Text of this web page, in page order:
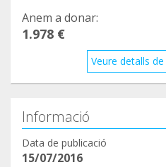
Anem a donar:
1.978 €
Veure detalls
Informació
Data de publicació
15/07/2016